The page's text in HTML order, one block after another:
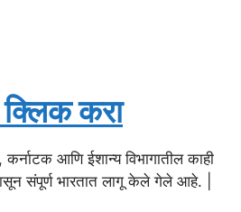
करा
आणि ईशान्य विभागातील काही
संपूर्ण भारतात लागू केले गेले आहे. |